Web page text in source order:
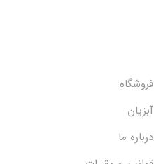
فروشگاه
آبزیان
درباره ما